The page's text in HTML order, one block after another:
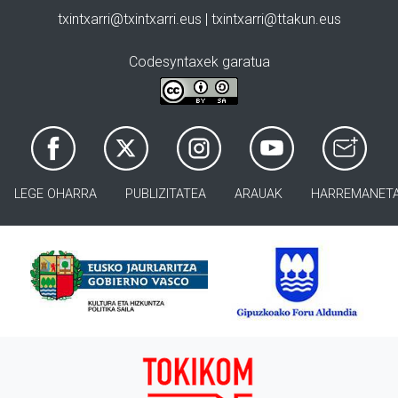
txintxarri@txintxarri.eus | txintxarri@ttakun.eus
Codesyntaxek garatua
LEGE OHARRA PUBLIZITATEA ARAUAK